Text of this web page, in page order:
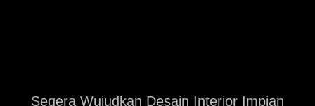
Segera Wujudkan Desain Interior Impian